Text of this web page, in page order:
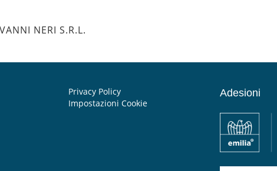
NERI S.R.L.
Privacy Policy
Impostazioni Cookie
Adesioni